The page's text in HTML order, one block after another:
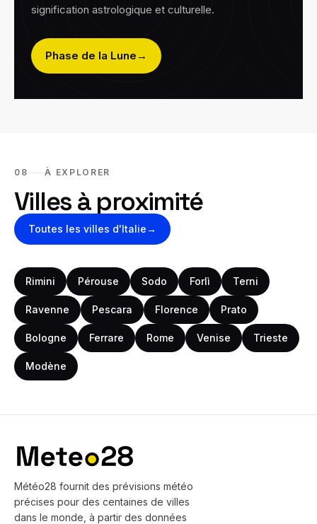
signification astrologique et culturelle.
Phase de la Lune →
08 À EXPLORER
Villes à proximité
Toutes les villes d'Italie→
Rimini Pérouse Sodo Forlì Terni
Ravenne Pescara Florence Prato
Bologne Ferrare Rome Venise Trieste
Modène
Météo28 fournit des prévisions météo
précises pour des centaines de villes
dans le monde, à partir des données